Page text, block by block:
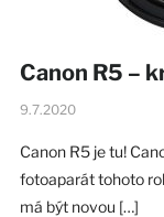
Canon R5 –
9.7.2020
Canon R5 je tu!
fotoaparát tohoto
má být novou […]